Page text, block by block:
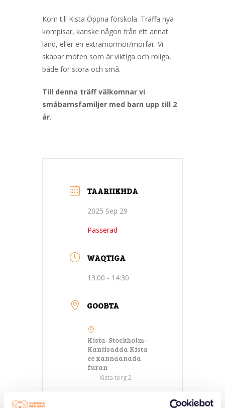
Kom till Kista Öppna förskola. Träffa nya
kompisar, kanske någon från ett annat
land, eller en extramormor/morfar. Vi
skapar möten som är viktiga och roliga,
både för stora och små.
Till denna träff välkomnar vi
småbarnsfamiljer med barn upp till 2
år.
TAARIIKHDA
2025 Sep 29
Passerad
WAQTIGA
13:00 - 14:30
GOOBTA
Kista-Stockholm-
Kaniisadda Kista
ee xannaanada
furan
Kista torg 2